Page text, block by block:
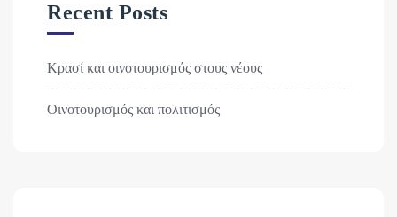
Recent Posts
Κρασί και οινοτουρισμός στους νέους
Οινοτουρισμός και πολιτισμός